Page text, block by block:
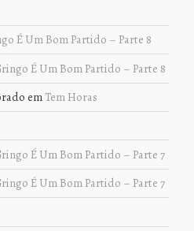
É Um Bom Partido – Parte 8
É Um Bom Partido – Parte 8
em Tem Horas
É Um Bom Partido – Parte 7
É Um Bom Partido – Parte 7